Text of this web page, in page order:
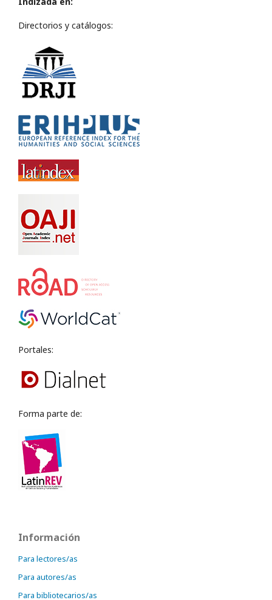
Directorios y catálogos:
Portales:
Forma parte de:
Información
Para lectores/as
Para autores/as
Para bibliotecarios/as